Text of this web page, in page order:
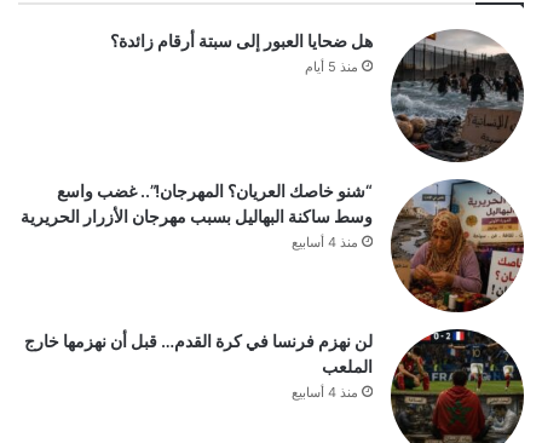
هل ضحايا العبور إلى سبتة أرقام زائدة؟
منذ 5 أيام
“شنو خاصك العريان؟ المهرجان!”.. غضب واسع
وسط ساكنة البهاليل بسبب مهرجان الأزرار الحريرية
منذ 4 أسابيع
لن نهزم فرنسا في كرة القدم… قبل أن نهزمها خارج
الملعب
منذ 4 أسابيع